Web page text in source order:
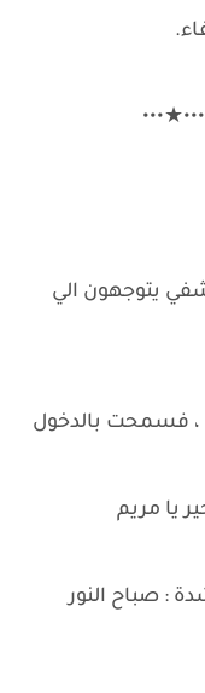
يتوجهون الي
فسمحت بالدخول
يا مريم
: صباح النور